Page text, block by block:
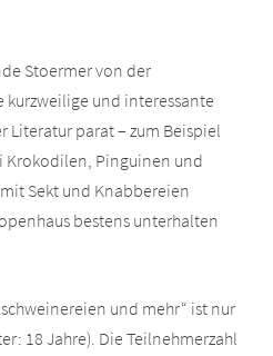
Stoermer von der
und interessante
Literatur parat – zum Beispiel
Krokodilen, Pinguinen und
Sekt und Knabbereien
bestens unterhalten
und mehr“ ist nur
18 Jahre). Die Teilnehmerzahl